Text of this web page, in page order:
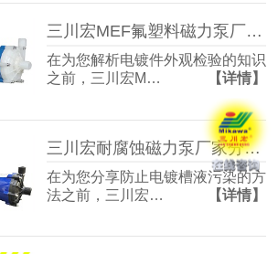
三川宏MEF氟塑料磁力泵厂家解析电镀件外观检验的知识
在为您解析电镀件外观检验的知识
之前，三川宏M…
【详情】
三川宏耐腐蚀磁力泵厂家分享防止电镀槽液污染的方法
在为您分享防止电镀槽液污染的方
法之前，三川宏…
【详情】